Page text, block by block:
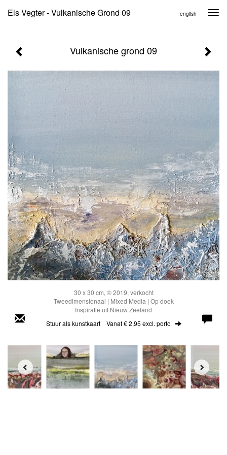
Els Vegter - Vulkanische Grond 09 english
Vulkanische grond 09
30 x 30 cm, © 2019, verkocht
Tweedimensionaal | Mixed Media | Op doek
Inspiratie uit Nieuw Zeeland
Stuur als kunstkaart Vanaf € 2,95 excl. porto